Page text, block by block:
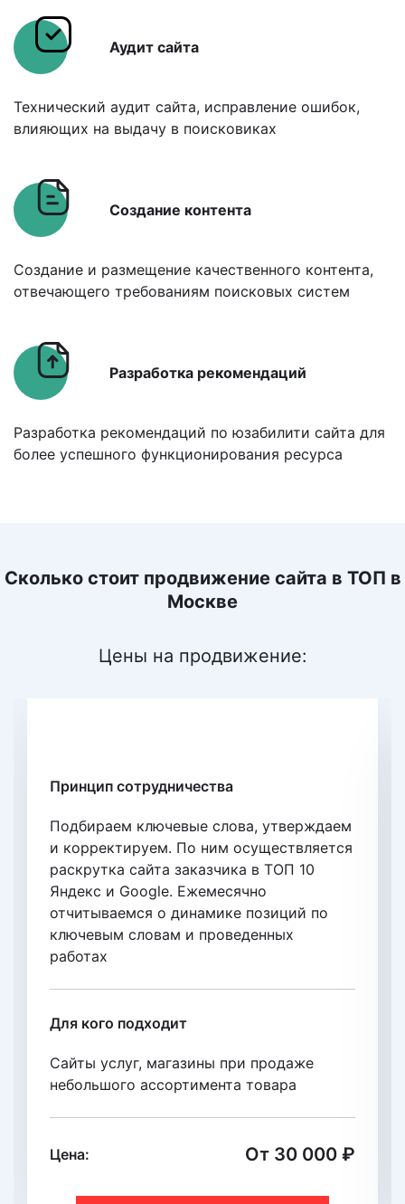
Аудит сайта
Технический аудит сайта, исправление ошибок,
влияющих на выдачу в поисковиках
Создание контента
Создание и размещение качественного контента,
отвечающего требованиям поисковых систем
Разработка рекомендаций
Разработка рекомендаций по юзабилити сайта для
более успешного функционирования ресурса
Сколько стоит продвижение сайта в ТОП в
Москве
Цены на продвижение:
Принцип сотрудничества
Подбираем ключевые слова, утверждаем
и корректируем. По ним осуществляется
раскрутка сайта заказчика в ТОП 10
Яндекс и Google. Eжемесячно
отчитываемся о динамике позиций по
ключевым словам и проведенных
работах
Для кого подходит
Сайты услуг, магазины при продаже
небольшого ассортимента товара
Цена: От 30 000 ₽